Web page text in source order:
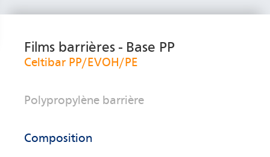
Films barrières - Base PP
Celtibar PP/EVOH/PE
Polypropylène barrière
Composition